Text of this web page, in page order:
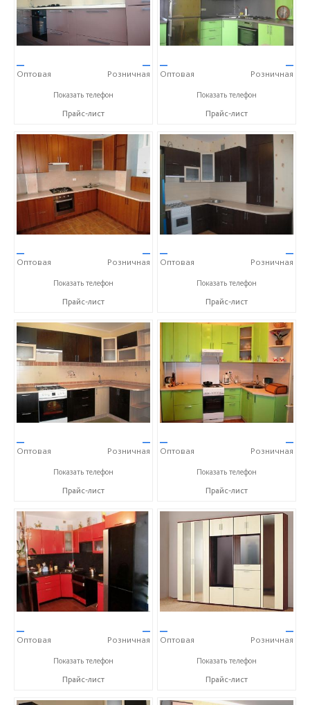
—
Оптовая
—
Розничная
+7 (905) 604-65-94
Показать телефон
Прайс-лист
—
Оптовая
—
Розничная
+7 (905) 604-65-94
Показать телефон
Прайс-лист
—
Оптовая
—
Розничная
+7 (905) 604-65-94
Показать телефон
Прайс-лист
—
Оптовая
—
Розничная
+7 (905) 604-65-94
Показать телефон
Прайс-лист
—
Оптовая
—
Розничная
+7 (905) 604-65-94
Показать телефон
Прайс-лист
—
Оптовая
—
Розничная
+7 (905) 604-65-94
Показать телефон
Прайс-лист
—
Оптовая
—
Розничная
+7 (905) 604-65-94
Показать телефон
Прайс-лист
—
Оптовая
—
Розничная
+7 (905) 604-65-94
Показать телефон
Прайс-лист